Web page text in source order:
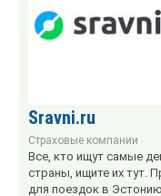
Sravni.ru
Страховые компании
Все, кто ищут самые
страны, ищите их тут.
для поездок в